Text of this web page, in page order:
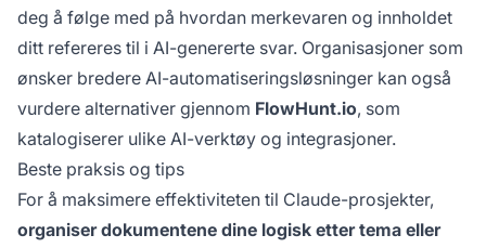
deg å følge med på hvordan merkevaren og innholdet
ditt refereres til i AI-genererte svar. Organisasjoner som
ønsker bredere AI-automatiseringsløsninger kan også
vurdere alternativer gjennom FlowHunt.io, som
katalogiserer ulike AI-verktøy og integrasjoner.
Beste praksis og tips
For å maksimere effektiviteten til Claude-prosjekter,
organiser dokumentene dine logisk etter tema eller